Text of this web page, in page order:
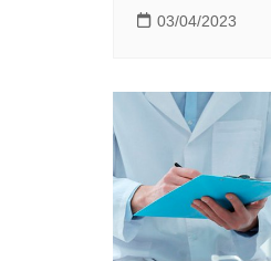
03/04/2023